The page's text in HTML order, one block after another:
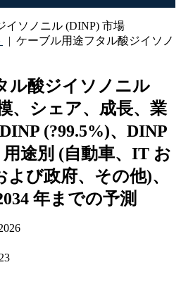
| ケーブル用途フタル酸ジイソノ
ル酸ジイソノニル
、シェア、成長、業
(?99.5%)、DINP
途別 (自動車、IT お
び政府、その他)、
年までの予測